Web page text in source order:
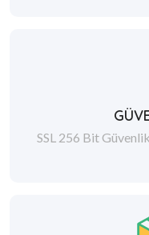
SSL 256 Bit